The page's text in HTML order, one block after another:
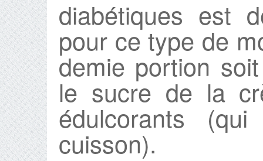
diabétiques est
pour ce type de
demie portion
le sucre de la
édulcorants
cuisson).